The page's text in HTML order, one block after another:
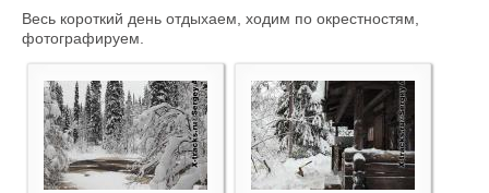
Весь короткий день отдыхаем, ходим по окрестностям,
фотографируем.